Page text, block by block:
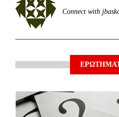
Connect with